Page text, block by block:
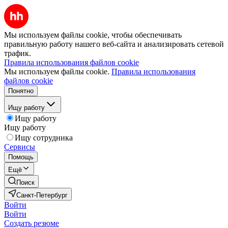
Мы используем файлы cookie, чтобы обеспечивать
правильную работу нашего веб-сайта и анализировать сетевой
трафик.
Правила использования файлов cookie
Мы используем файлы cookie. Правила использования
файлов cookie
Понятно
Ищу работу
Ищу работу
Ищу работу
Ищу сотрудника
Сервисы
Помощь
Ещё
Поиск
Санкт-Петербург
Войти
Войти
Создать резюме